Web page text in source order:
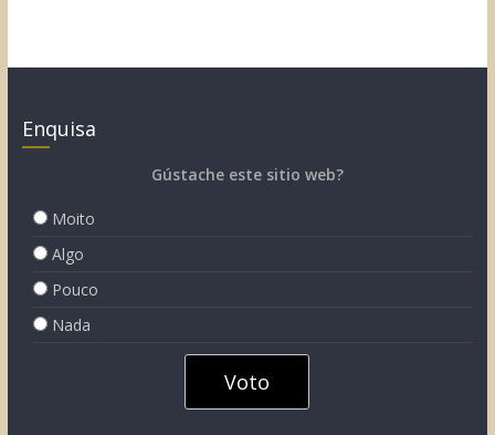
Enquisa
Gústache este sitio web?
Moito
Algo
Pouco
Nada